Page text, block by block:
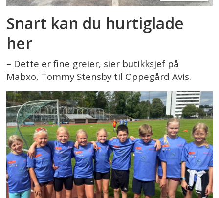
Snart kan du hurtiglade
her
– Dette er fine greier, sier butikksjef på
Mabxo, Tommy Stensby til Oppegård Avis.